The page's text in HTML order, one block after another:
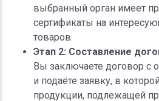
выбранный орган имеет
сертификаты на
товаров.
Этап 2: Составление
Вы заключаете договор с
и подаёте заявку, в
продукции, подлежащей